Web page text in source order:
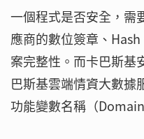
一個程式是否安全，需
應商的數位簽章、
案完整性。而卡巴斯基
巴斯基雲端情資大數據
功能變數名稱（